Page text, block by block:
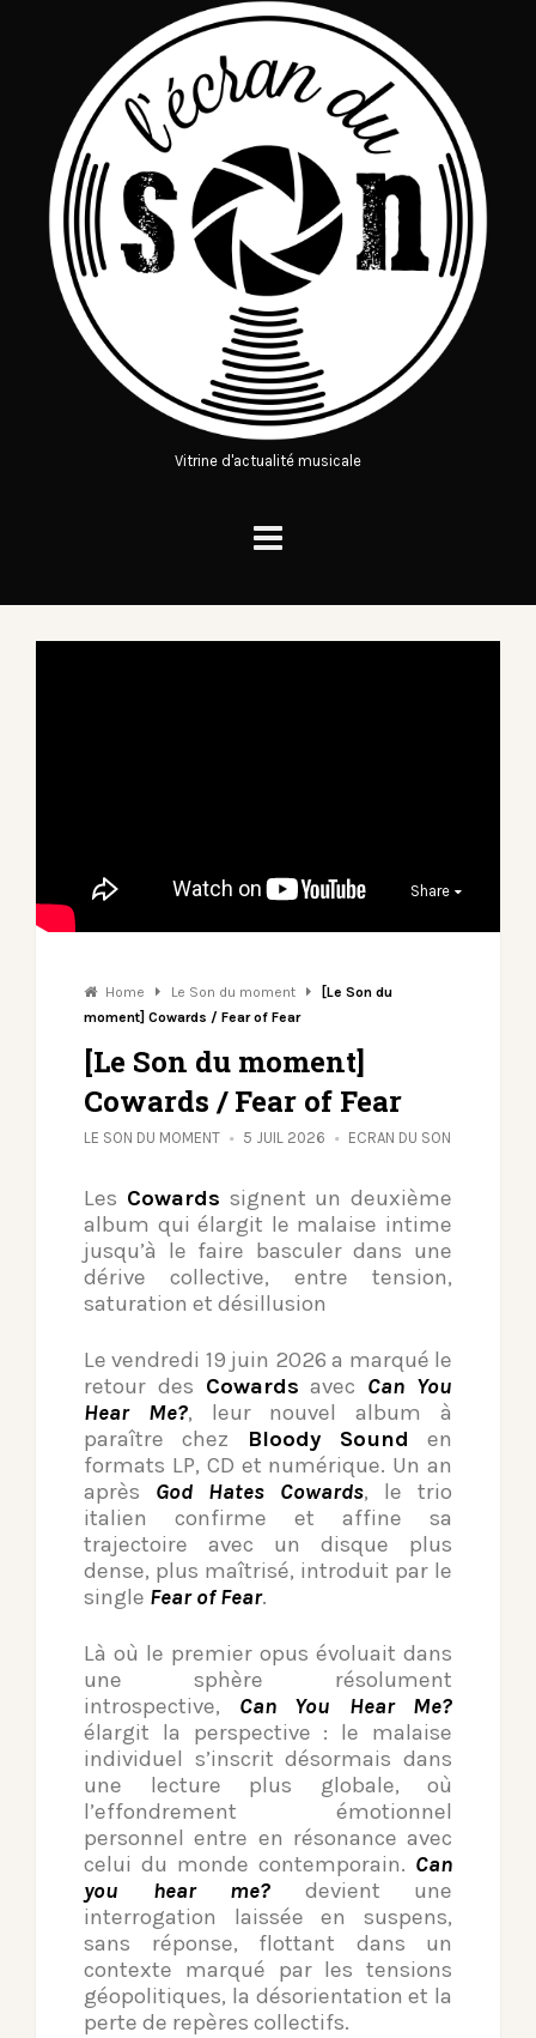
Vitrine d'actualité musicale
Share
Home Le Son du moment
[Le Son du
moment] Cowards / Fear of Fear
[Le Son du moment]
Cowards / Fear of Fear
LE SON DU MOMENT 5 JUIL 2026 ECRAN DU SON
Les Cowards signent un deuxième
album qui élargit le malaise intime
jusqu’à le faire basculer dans une
dérive collective, entre tension,
saturation et désillusion
Le vendredi 19 juin 2026 a marqué le
retour des Cowards avec Can You
Hear Me?, leur nouvel album à
paraître chez
Bloody Sound en
formats LP, CD et numérique. Un an
après God Hates Cowards, le trio
italien confirme et affine sa
trajectoire avec un disque plus
dense, plus maîtrisé, introduit par le
single Fear of Fear.
Là où le premier opus évoluait dans
une sphère résolument
introspective, Can You Hear Me?
élargit la perspective : le malaise
individuel s’inscrit désormais dans
une lecture plus globale, où
l’effondrement émotionnel
personnel entre en résonance avec
celui du monde contemporain. Can
you hear me? devient une
interrogation laissée en suspens,
sans réponse, flottant dans un
contexte marqué par les tensions
géopolitiques, la désorientation et la
perte de repères collectifs.